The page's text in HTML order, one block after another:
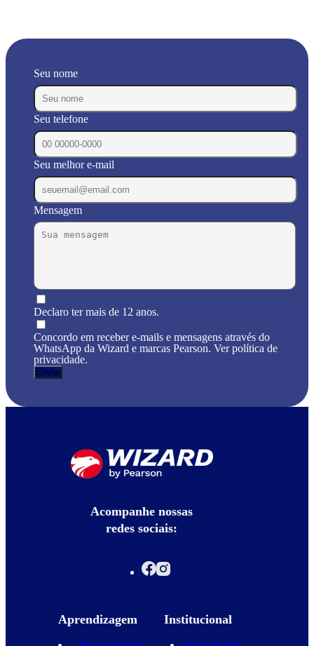
Seu nome
Seu telefone
Seu melhor e-mail
Mensagem
Declaro ter mais de 12 anos.
Concordo em receber e-mails e mensagens através do
WhatsApp da Wizard e marcas Pearson. Ver política de
privacidade.
Acompanhe nossas
redes sociais:
Aprendizagem Institucional